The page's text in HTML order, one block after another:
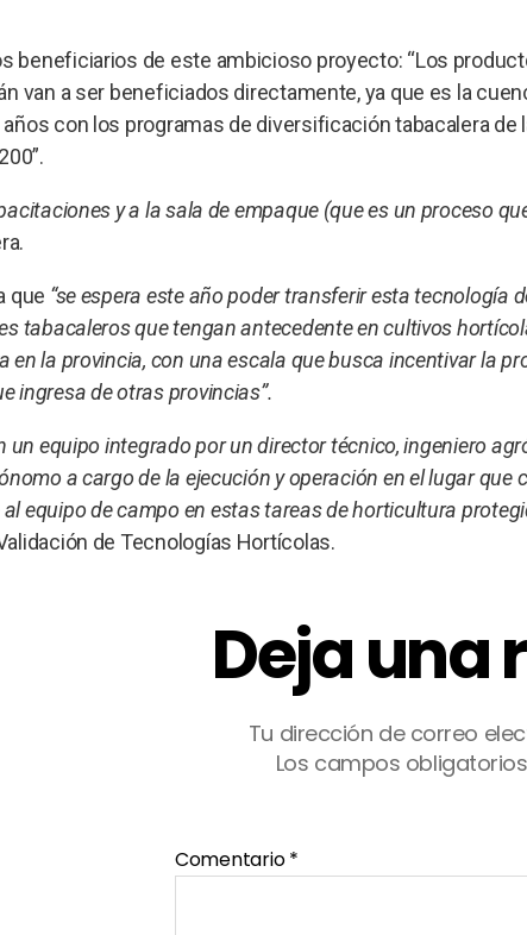
beneficiarios de este ambicioso proyecto: “Los
van a ser beneficiados directamente, ya que es la
con los programas de diversificación tabacalera de
y a la sala de empaque (que es un proceso
que “se espera este año poder transferir esta tecnología
tabacaleros que tengan antecedente en cultivos
en la provincia, con una escala que busca incentivar la
ingresa de otras provincias”.
un equipo integrado por un director técnico, ingeniero
a cargo de la ejecución y operación en el lugar que
equipo de campo en estas tareas de horticultura
de Tecnologías Hortícolas.
Deja una
Tu dirección de correo
Los campos
Comentario*